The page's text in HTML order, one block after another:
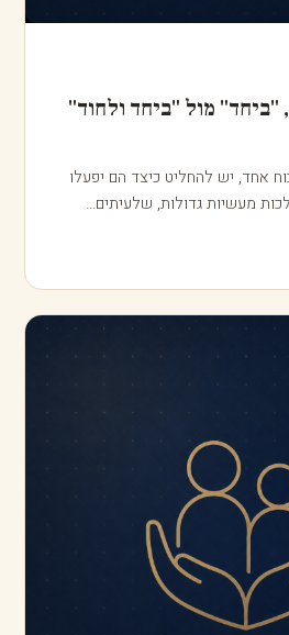
וכיצד מכניסים אותו
אינן מכניסות אותו
"ישן" ומחכה, והוא נכנס לתוקף